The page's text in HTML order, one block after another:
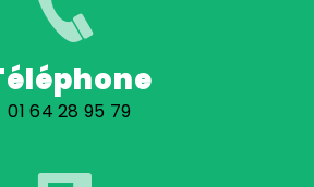
01 64 28 95 79